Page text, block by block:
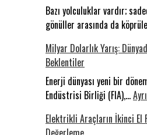
Bazı yolculuklar vardır;
gönüller arasında da
Milyar Dolarlık Yarış:
Beklentiler
Enerji dünyası yeni bir
Endüstrisi Birliği (FIA),…
Elektrikli Araçların İkinci El